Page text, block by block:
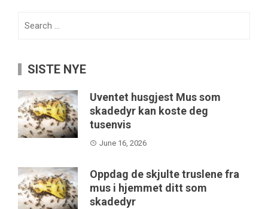
SISTE NYE
Uventet husgjest Mus som
skadedyr kan koste deg
tusenvis
June 16, 2026
Oppdag de skjulte truslene fra
mus i hjemmet ditt som
skadedyr